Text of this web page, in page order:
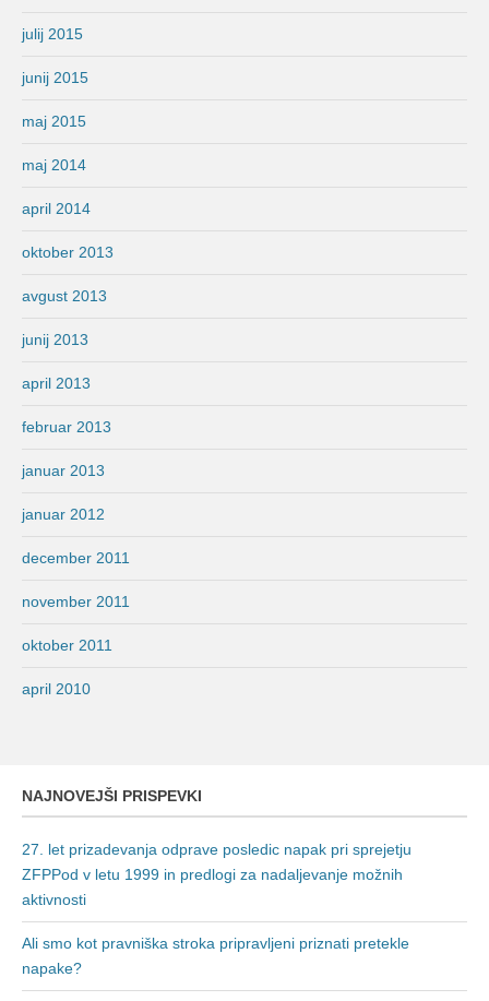
julij 2015
junij 2015
maj 2015
maj 2014
april 2014
oktober 2013
avgust 2013
junij 2013
april 2013
februar 2013
januar 2013
januar 2012
december 2011
november 2011
oktober 2011
april 2010
NAJNOVEJŠI PRISPEVKI
27. let prizadevanja odprave posledic napak pri sprejetju
ZFPPod v letu 1999 in predlogi za nadaljevanje možnih
aktivnosti
Ali smo kot pravniška stroka pripravljeni priznati pretekle
napake?